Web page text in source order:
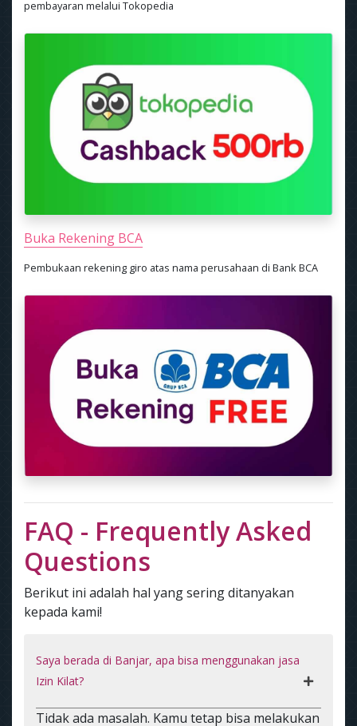
pembayaran melalui Tokopedia
Buka Rekening BCA
Pembukaan rekening giro atas nama perusahaan di Bank BCA
FAQ - Frequently Asked
Questions
Berikut ini adalah hal yang sering ditanyakan
kepada kami!
Saya berada di Banjar, apa bisa menggunakan jasa
Izin Kilat?
Tidak ada masalah. Kamu tetap bisa melakukan